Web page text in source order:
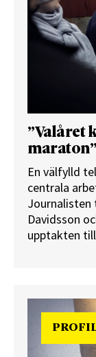
”Valåret
maraton”
En välfylld
centrala
Journalisten
Davidsson
upptakten